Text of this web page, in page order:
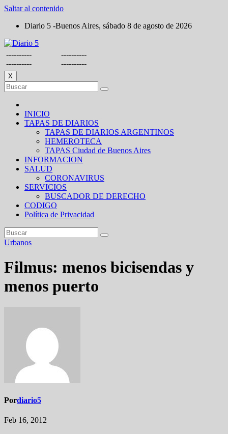
Saltar al contenido
Diario 5 -Buenos Aires, sábado 8 de agosto de 2026
----------
----------
----------
----------
X
INICIO
TAPAS DE DIARIOS
TAPAS DE DIARIOS ARGENTINOS
HEMEROTECA
TAPAS Ciudad de Buenos Aires
INFORMACION
SALUD
CORONAVIRUS
SERVICIOS
BUSCADOR DE DERECHO
CODIGO
Política de Privacidad
Urbanos
Filmus: menos bicisendas y
menos puerto
Pordiario5
Feb 16, 2012